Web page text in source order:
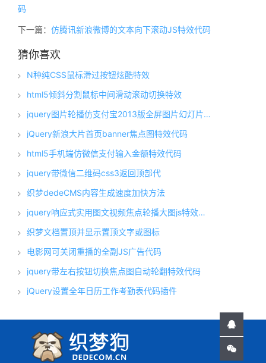
码
下一篇： 仿腾讯新浪微博的文本向下滚动JS特效代码
猜你喜欢
N种纯CSS鼠标滑过按钮炫酷特效
html5倾斜分割鼠标中间滑动滚动切换特效
jquery图片轮播仿支付宝2013版全屏图片幻灯片淡出
jQuery新浪大片首页banner焦点图特效代码
html5手机端仿微信支付输入金额特效代码
jquery带微信二维码css3返回顶部代
织梦dedeCMS内容生成速度加快方法
jquery响应式实用图文视频焦点轮播大图js特效代码
织梦文档置顶并显示置顶文字或图标
电影网可关闭重播的全副JS广告代码
jquery带左右按钮切换焦点图自动轮翻特效代码
jQuery设置全年日历工作考勤表代码插件